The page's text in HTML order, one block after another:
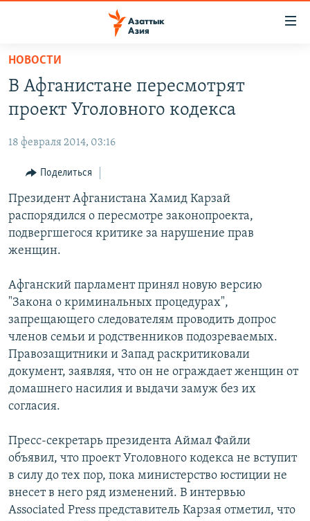
Вернуться
основному
содержанию
Вернутся
навигации
Вернутся
поиску
ЦЕНТРАЛЬНАЯ АЗИЯ
КАЗАХСТАН
УЗБЕКИСТАН
ТАДЖИКИСТАН
НОВОСТИ
ВОЙНА В УКРАИНЕ
НА ДРУГИХ ЯЗЫКАХ
ҚАЗАҚША
КЫРГЫЗЧА
ЎЗБЕКЧА
ТОҶИКӢ
Все сайты РСЕ/РС
НОВОСТИ
В Афганистане пересмотрят
проект Уголовного кодекса
18 февраля 2014, 03:16
Поделиться
Президент Афганистана Хамид Карзай
распорядился о пересмотре законопроекта,
подвергшегося критике за нарушение прав
женщин.
Афганский парламент принял новую версию
"Закона о криминальных процедурах",
запрещающего следователям проводить допрос
членов семьи и родственников подозреваемых.
Правозащитники и Запад раскритиковали
документ, заявляя, что он не ограждает женщин от
домашнего насилия и выдачи замуж без их
согласия.
Пресс-секретарь президента Аймал Файли
объявил, что проект Уголовного кодекса не вступит
в силу до тех пор, пока министерство юстиции не
внесет в него ряд изменений. В интервью
Associated Press представитель Карзая отметил, что